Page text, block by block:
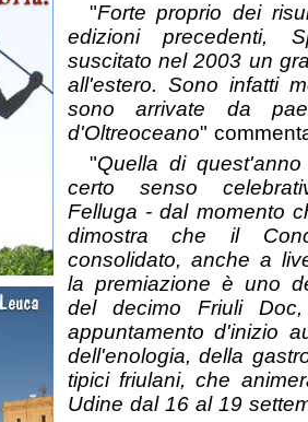
"Forte proprio dei
edizioni precedenti,
suscitato nel 2003 un
all'estero. Sono infatti
sono arrivate da
d'Oltreoceano"
"Quella di
certo senso
Felluga - dal momento
dimostra che il
consolidato, anche a
la premiazione è uno
del decimo Friuli Doc,
appuntamento d'inizio
dell'enologia, della
tipici friulani, che
Udine dal 16 al 19